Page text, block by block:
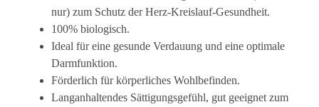
nur) zum Schutz der Herz-Kreislauf-Gesundheit.
100% biologisch.
Ideal für eine gesunde Verdauung und eine optimale
Darmfunktion.
Förderlich für körperliches Wohlbefinden.
Langanhaltendes Sättigungsgefühl, gut geeignet zum